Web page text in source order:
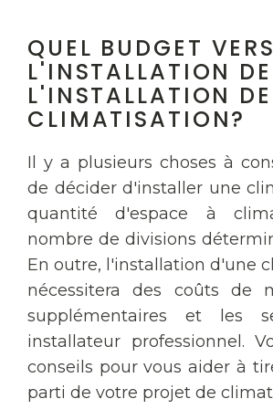
QUEL BUDGET VERS
L'INSTALLATION DE
L'INSTALLATION
CLIMATISATION?
Il y a plusieurs choses à
de décider d'installer une
quantité d'espace à
nombre de divisions
En outre, l'installation d'une
nécessitera des coûts de
supplémentaires et les
installateur professionnel.
conseils pour vous aider à
parti de votre projet de